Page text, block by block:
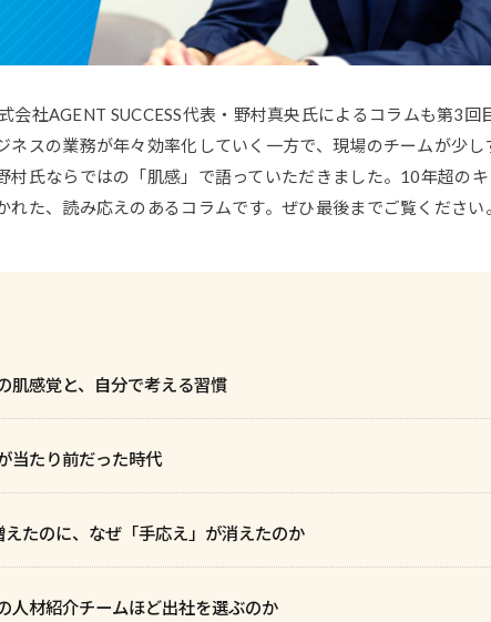
会社AGENT SUCCESS代表・野村真央氏によるコラムも第3回
ネスの業務が年々効率化していく一方で、現場のチームが少し
村氏ならではの「肌感」で語っていただきました。10年超の
れた、読み応えのあるコラムです。ぜひ最後までご覧ください。
肌感覚と、自分で考える習慣
当たり前だった時代
たのに、なぜ「手応え」が消えたのか
人材紹介チームほど出社を選ぶのか